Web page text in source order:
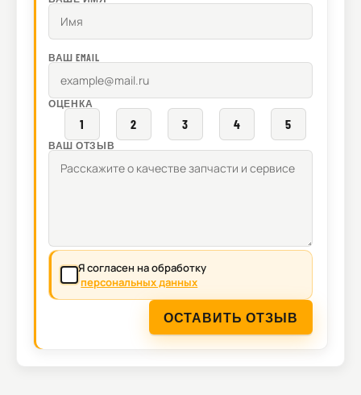
ВАШ EMAIL
ОЦЕНКА
1 2 3 4 5
ВАШ ОТЗЫВ
Я согласен на обработку
персональных данных
ОСТАВИТЬ ОТЗЫВ